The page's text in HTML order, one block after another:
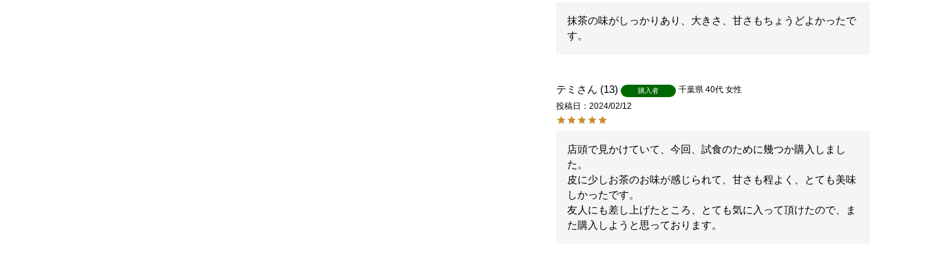
抹茶の味がしっかりあり、大きさ、甘さもちょうどよかったで
す。
テミ 13 購入者 千葉県 40代 女性
投稿日
2024/02/12
店頭で見かけていて、今回、試食のために幾つか購入しまし
た。
皮に少しお茶のお味が感じられて、甘さも程よく、とても美味
しかったです。
友人にも差し上げたところ、とても気に入って頂けたので、ま
た購入しようと思っております。